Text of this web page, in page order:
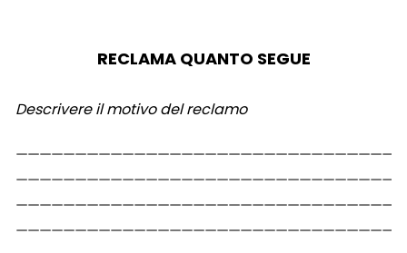
RECLAMA QUANTO SEGUE
Descrivere il motivo del reclamo